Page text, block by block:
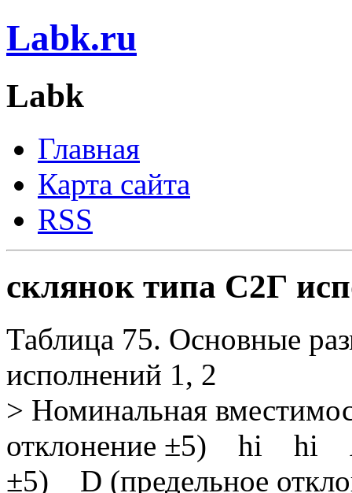
Labk.ru
Labk
Главная
Карта сайта
RSS
склянок типа С2Г
Таблица 75. Основные
исполнений 1, 2
> Номинальная
отклонение ±5) hi hi А
±5) D (предельное